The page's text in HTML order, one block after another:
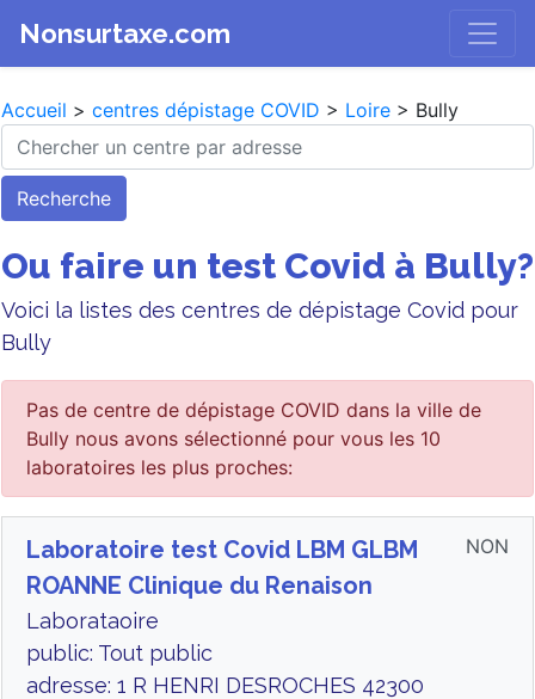
Nonsurtaxe.com
Accueil > centres dépistage COVID > Loire > Bully
Recherche
Ou faire un test Covid à Bully?
Voici la listes des centres de dépistage Covid pour
Bully
Pas de centre de dépistage COVID dans la ville de
Bully nous avons sélectionné pour vous les 10
laboratoires les plus proches:
Laboratoire test Covid LBM GLBM
ROANNE Clinique du Renaison
Laborataoire
public: Tout public
adresse: 1 R HENRI DESROCHES 42300
NON